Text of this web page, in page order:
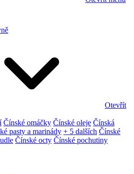
Otevřít
Čínské omáčky Čínské oleje Čínská
pasty a marinády + 5 dalších Čínské
Čínské octy Čínské pochutiny